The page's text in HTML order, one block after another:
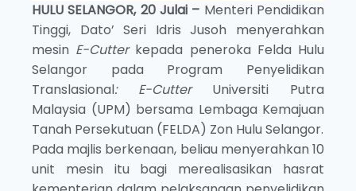
HULU SELANGOR, 20 Julai – Menteri Pendidikan
Tinggi, Dato’ Seri Idris Jusoh menyerahkan
mesin E-Cutter kepada peneroka Felda Hulu
Selangor pada Program Penyelidikan
Translasional: E-Cutter Universiti Putra
Malaysia (UPM) bersama Lembaga Kemajuan
Tanah Persekutuan (FELDA) Zon Hulu Selangor.
Pada majlis berkenaan, beliau menyerahkan 10
unit mesin itu bagi merealisasikan hasrat